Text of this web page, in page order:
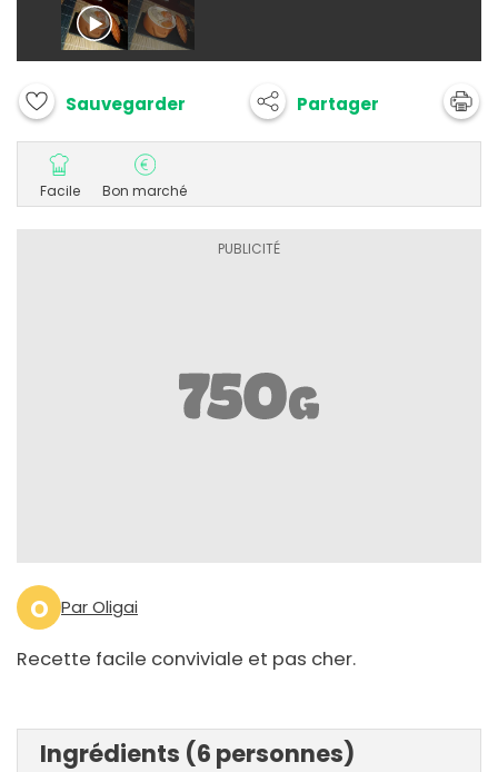
Sauvegarder Partager
Facile Bon marché
O Par Oligai
Recette facile conviviale et pas cher.
Ingrédients (6 personnes)